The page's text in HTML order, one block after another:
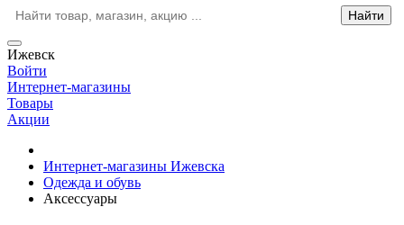
Ижевск
Войти
Интернет-магазины
Товары
Акции
Интернет-магазины Ижевска
Одежда и обувь
Аксессуары